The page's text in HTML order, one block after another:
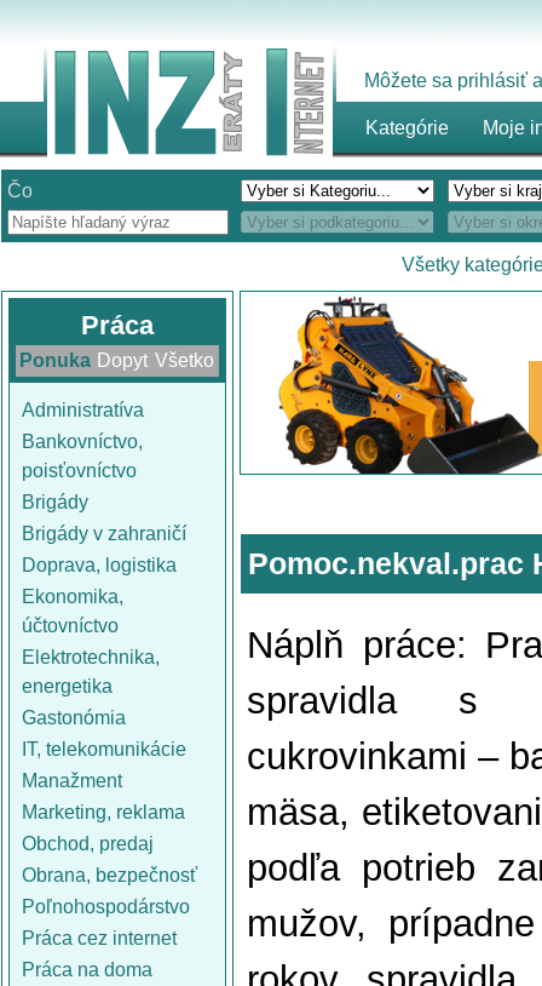
Môžete sa prihlásiť
Kategórie Moje
Čo
Všetky
Práca
Ponuka Dopyt Všetko
Administratíva
Bankovníctvo,
poisťovníctvo
Brigády
Brigády v zahraničí
Doprava, logistika
Ekonomika,
účtovníctvo
Elektrotechnika,
energetika
Gastonómia
IT, telekomunikácie
Manažment
Marketing, reklama
Obchod, predaj
Obrana, bezpečnosť
Poľnohospodárstvo
Práca cez internet
Práca na doma
Pomoc.nekval.prac
Náplň práce:
spravidla s
cukrovinkami –
mäsa,
podľa potrieb
mužov,